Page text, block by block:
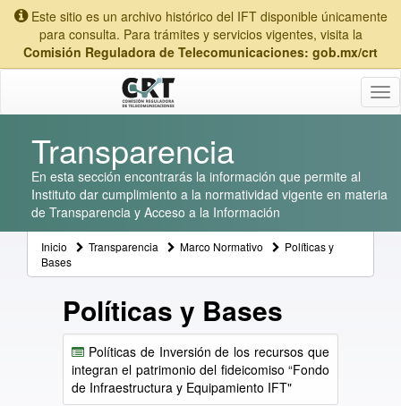
Este sitio es un archivo histórico del IFT disponible únicamente
para consulta. Para trámites y servicios vigentes, visita la
Comisión Reguladora de Telecomunicaciones: gob.mx/crt
Transparencia
En esta sección encontrarás la información que permite al
Instituto dar cumplimiento a la normatividad vigente en materia
de Transparencia y Acceso a la Información
Inicio Transparencia Marco Normativo
Políticas y
Bases
Políticas y Bases
Políticas de Inversión de los recursos que
integran el patrimonio del fideicomiso “Fondo
de Infraestructura y Equipamiento IFT"